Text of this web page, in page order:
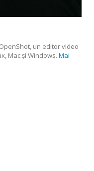
un editor video
Mac și Windows. Mai